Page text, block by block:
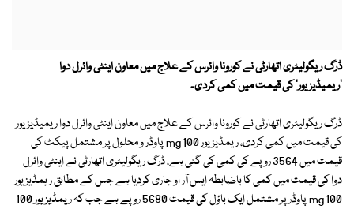
ڈرگ ریگولیٹری اتھارٹی نے کورونا وائرس کے علاج میں معاون اینٹی وائرل دوا
'ریمیڈیزیور' کی قیمت میں کمی کردی۔
ڈرگ ریگولیٹری اتھارٹی نے کورونا وائرس کے علاج میں معاون اینٹی وائرل دوا ریمیڈیز یور
کی قیمت میں کمی کردی، ریمڈیزیور 100 mg پاوڈر و محلول پر مشتمل پیکٹ کی
قیمت میں 3564 روپے کی کمی کی گئی ہے، ڈرگ ریگولیٹری اتھارٹی نے اینٹی وائرل
دوا کی قیمت میں کمی کا باضابطہ ایس آر او جاری کردیا ہے جس کے مطابق ریمڈیزیور
100 mg پاوڈر پر مشتمل ایک باؤل کی قیمت 5680 روپے ہے جب کہ ریمڈیزیور 100